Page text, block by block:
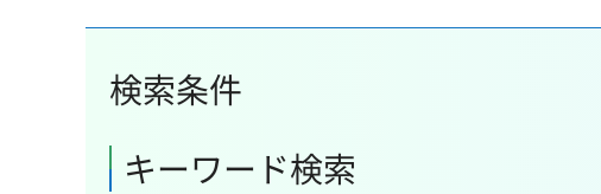
検索条件
キーワード検索